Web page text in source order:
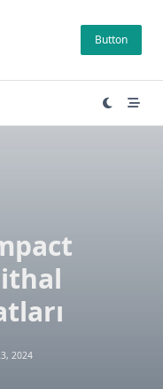
Button
2024